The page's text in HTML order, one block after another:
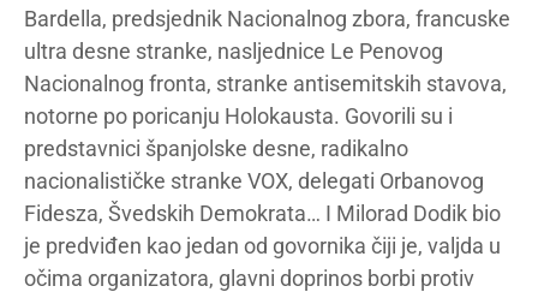
Bardella, predsjednik Nacionalnog zbora, francuske
ultra desne stranke, nasljednice Le Penovog
Nacionalnog fronta, stranke antisemitskih stavova,
notorne po poricanju Holokausta. Govorili su i
predstavnici španjolske desne, radikalno
nacionalističke stranke VOX, delegati Orbanovog
Fidesza, Švedskih Demokrata… I Milorad Dodik bio
je predviđen kao jedan od govornika čiji je, valjda u
očima organizatora, glavni doprinos borbi protiv